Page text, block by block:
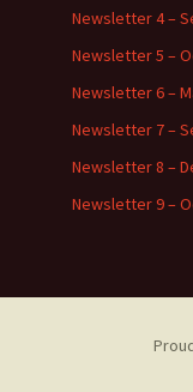
Newsletter 4 –
Newsletter 5 –
Newsletter 6 –
Newsletter 7 –
Newsletter 8 –
Newsletter 9 –